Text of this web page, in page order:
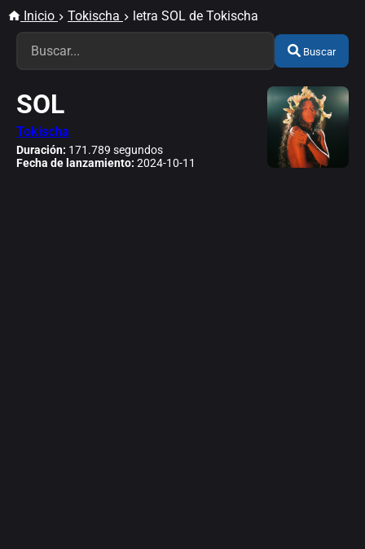
Inicio Tokischa letra SOL de Tokischa
Buscar
SOL
Tokischa
Duración: 171.789 segundos
Fecha de lanzamiento: 2024-10-11